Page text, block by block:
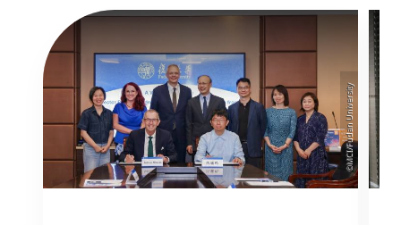
©MCI/Fudan University